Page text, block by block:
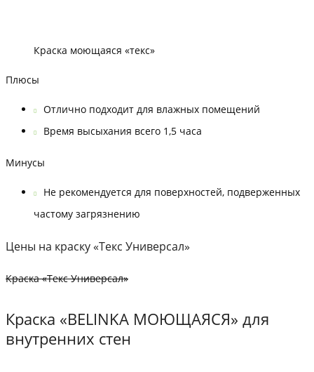
Краска моющаяся «текс»
Плюсы
Отлично подходит для влажных помещений
Время высыхания всего 1,5 часа
Минусы
Не рекомендуется для поверхностей, подверженных
частому загрязнению
Цены на краску «Текс Универсал»
Краска «Текс Универсал»
Краска «BELINKA МОЮЩАЯСЯ» для
внутренних стен